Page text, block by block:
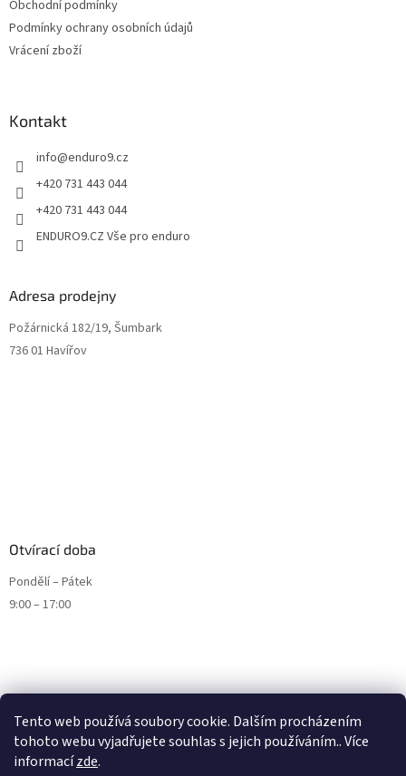
Tento web používá soubory cookie. Dalším procházením
tohoto webu vyjadřujete souhlas s jejich používáním.. Více
informacízde.
Obchodní podmínky
Podmínky ochrany osobních údajů
Vrácení zboží
Kontakt
info@enduro9.cz
+420 731 443 044
+420 731 443 044
ENDURO9.CZ Vše pro enduro
Adresa prodejny
Požárnická 182/19, Šumbark
736 01 Havířov
Otvírací doba
Pondělí – Pátek
9:00 – 17:00